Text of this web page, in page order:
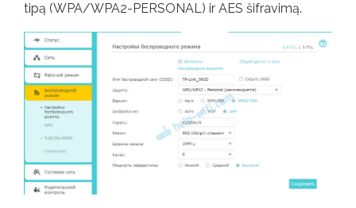
tipą (WPA/WPA2-PERSONAL) ir AES šifravimą.